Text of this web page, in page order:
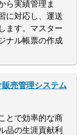
ら実績管理ま
に対応し、運送
ます。マスター
ナル帳票の作成
売管理システム
とで効率的な商
品の生涯貢献利